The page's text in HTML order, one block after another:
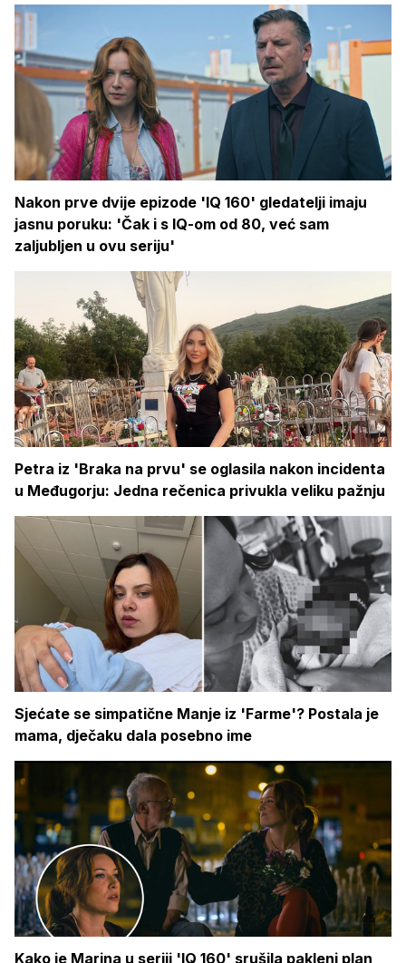
Nakon prve dvije epizode 'IQ 160' gledatelji imaju
jasnu poruku: 'Čak i s IQ-om od 80, već sam
zaljubljen u ovu seriju'
Petra iz 'Braka na prvu' se oglasila nakon incidenta
u Međugorju: Jedna rečenica privukla veliku pažnju
Sjećate se simpatične Manje iz 'Farme'? Postala je
mama, dječaku dala posebno ime
Kako je Marina u seriji 'IQ 160' srušila pakleni plan